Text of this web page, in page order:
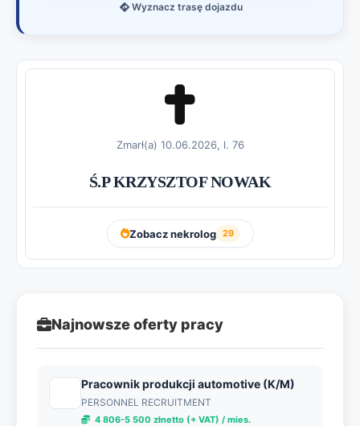
Wyznacz trasę dojazdu
Zmarł(a) 10.06.2026, l. 76
Ś.P KRZYSZTOF NOWAK
Zobacz nekrolog 29
Najnowsze oferty pracy
Pracownik produkcji automotive (K/M)
PERSONNEL RECRUITMENT
4 806-5 500 złnetto (+ VAT) / mies.